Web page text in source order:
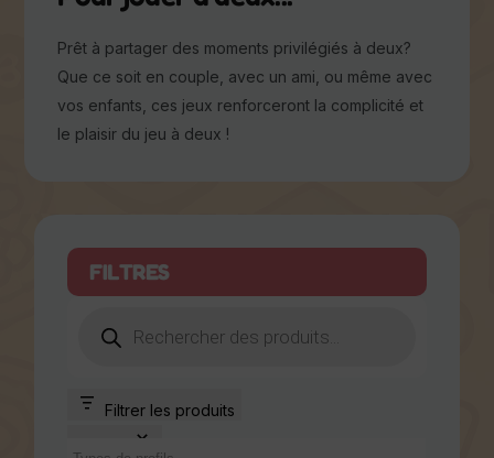
Prêt à partager des moments privilégiés à deux?
Que ce soit en couple, avec un ami, ou même
avec vos enfants, ces jeux renforceront la
complicité et le plaisir du jeu à deux !
FILTRES
Filtrer les produits